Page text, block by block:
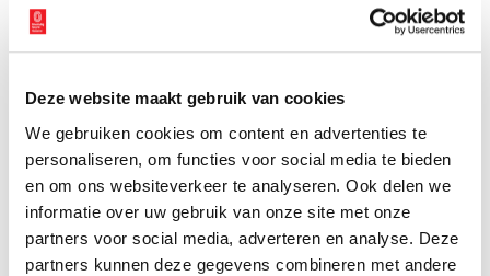
Deze website maakt gebruik van cookies
We gebruiken cookies om content en advertenties te
personaliseren, om functies voor social media te bieden
en om ons websiteverkeer te analyseren. Ook delen we
informatie over uw gebruik van onze site met onze
partners voor social media, adverteren en analyse. Deze
partners kunnen deze gegevens combineren met andere
uitgelicht. Op 1 en 2 februari 2025 openen de deuren van
molen De Kat voor een bijzonder molenweekend. Mis deze
unieke kans niet om het eeuwenoude ambacht van